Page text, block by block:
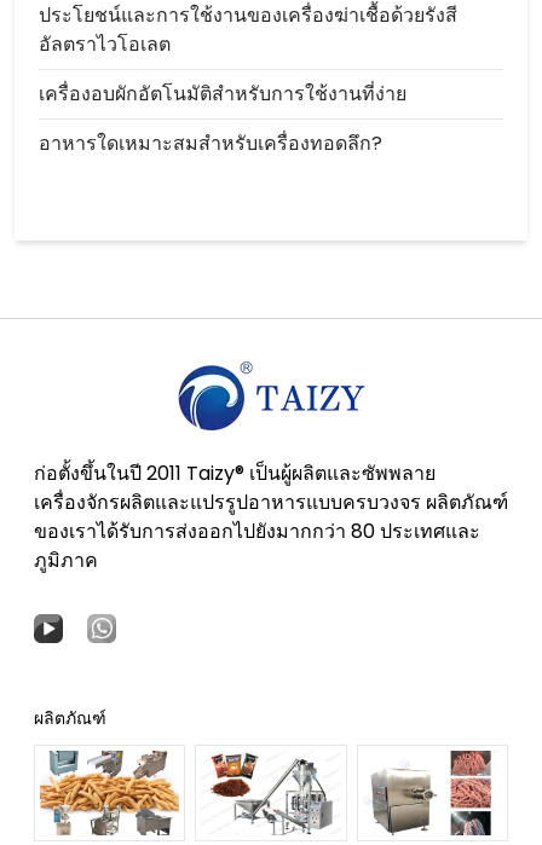
ประโยชน์และการใช้งานของเครื่องฆ่าเชื้อด้วยรังสี
อัลตราไวโอเลต
เครื่องอบผักอัตโนมัติสำหรับการใช้งานที่ง่าย
อาหารใดเหมาะสมสำหรับเครื่องทอดลึก?
ก่อตั้งขึ้นในปี 2011 Taizy® เป็นผู้ผลิตและซัพพลาย
เครื่องจักรผลิตและแปรรูปอาหารแบบครบวงจร ผลิตภัณฑ์
ของเราได้รับการส่งออกไปยังมากกว่า 80 ประเทศและ
ภูมิภาค
ผลิตภัณฑ์